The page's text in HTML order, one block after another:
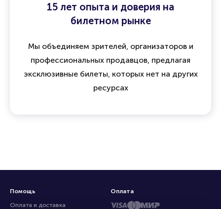
15 лет опыта и доверия на
билетном рынке
Мы объединяем зрителей, организаторов и
профессиональных продавцов, предлагая
эксклюзивные билеты, которых нет на других
ресурсах
Помощь
Оплата и доставка
Оплата